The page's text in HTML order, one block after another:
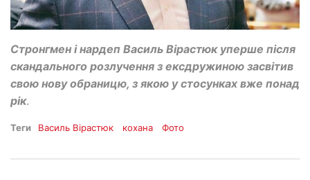
Стронгмен і нардеп Василь Вірастюк уперше після
скандального розлучення з ексдружиною засвітив
свою нову обраницю, з якою у стосунках вже понад
рік.
Теги Василь Вірастюк кохана Фото